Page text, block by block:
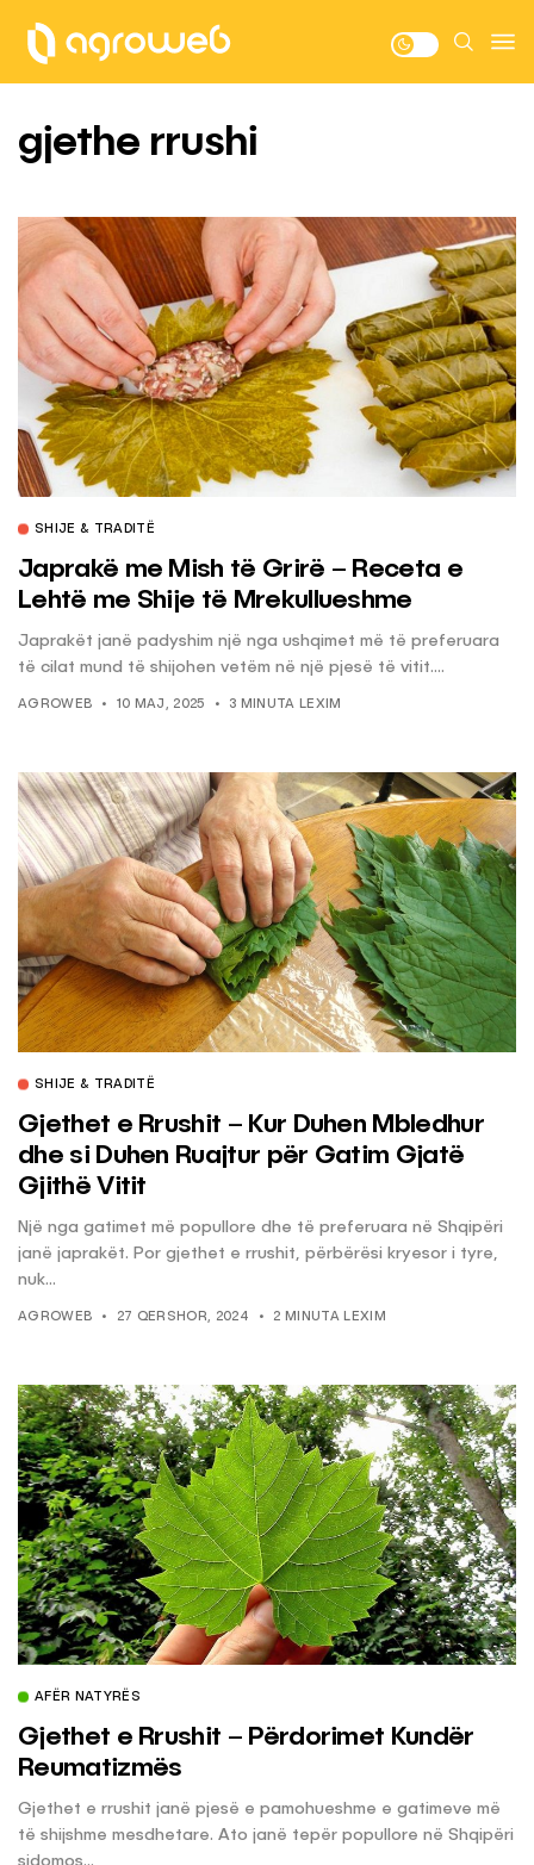
gjethe rrushi
SHIJE & TRADITË
Japrakë me Mish të Grirë – Receta e
Lehtë me Shije të Mrekullueshme
Japrakët janë padyshim një nga ushqimet më të preferuara
të cilat mund të shijohen vetëm në një pjesë të vitit....
AGROWEB 10 MAJ, 2025 3 MINUTA LEXIM
SHIJE & TRADITË
Gjethet e Rrushit – Kur Duhen Mbledhur
dhe si Duhen Ruajtur për Gatim Gjatë
Gjithë Vitit
Një nga gatimet më popullore dhe të preferuara në Shqipëri
janë japrakët. Por gjethet e rrushit, përbërësi kryesor i tyre,
nuk...
AGROWEB 27 QERSHOR, 2024 2 MINUTA LEXIM
AFËR NATYRËS
Gjethet e Rrushit – Përdorimet Kundër
Reumatizmës
Gjethet e rrushit janë pjesë e pamohueshme e gatimeve më
të shijshme mesdhetare. Ato janë tepër popullore në Shqipëri
sidomos...